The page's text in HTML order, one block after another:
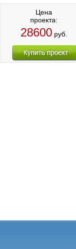
Цена
проекта:
28600руб.